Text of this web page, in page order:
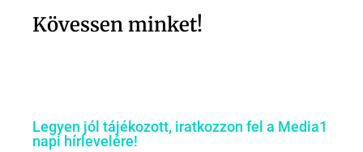
Kövessen minket!
Legyen jól tájékozott, iratkozzon fel a Media1
napi hírlevelére!